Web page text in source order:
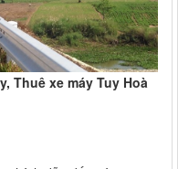
Thuê xe máy Tuy Hoà